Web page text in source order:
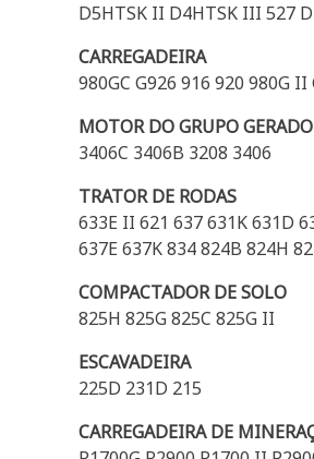
D5HTSK II D4HTSK III 527
CARREGADEIRA
980GC G926 916 920 980G
MOTOR DO GRUPO
3406C 3406B 3208 3406
TRATOR DE RODAS
633E II 621 637 631K 631D
637E 637K 834 824B 824H
COMPACTADOR DE SOLO
825H 825G 825C 825G II
ESCAVADEIRA
225D 231D 215
CARREGADEIRA DE